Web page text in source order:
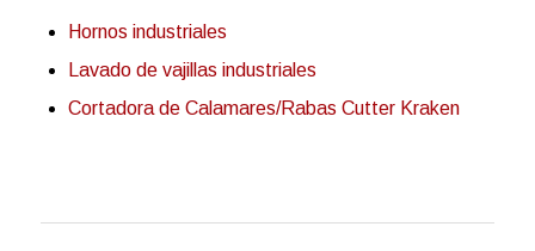
Hornos industriales
Lavado de vajillas industriales
Cortadora de Calamares/Rabas Cutter Kraken